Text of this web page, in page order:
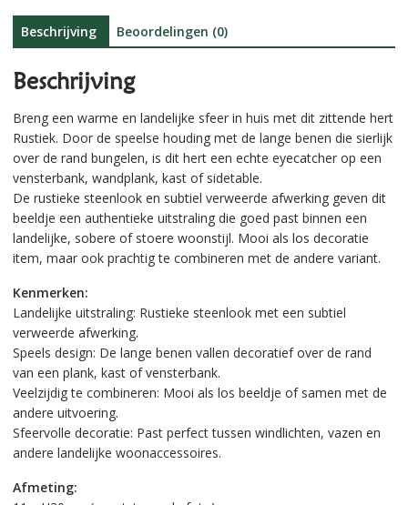
:
Beschrijving Beoordelingen (0)
Beschrijving
Breng een warme en landelijke sfeer in huis met dit zittende hert
Rustiek. Door de speelse houding met de lange benen die sierlijk
over de rand bungelen, is dit hert een echte eyecatcher op een
vensterbank, wandplank, kast of sidetable.
De rustieke steenlook en subtiel verweerde afwerking geven dit
beeldje een authentieke uitstraling die goed past binnen een
landelijke, sobere of stoere woonstijl. Mooi als los decoratie
item, maar ook prachtig te combineren met de andere variant.
Kenmerken:
Landelijke uitstraling: Rustieke steenlook met een subtiel
verweerde afwerking.
Speels design: De lange benen vallen decoratief over de rand
van een plank, kast of vensterbank.
Veelzijdig te combineren: Mooi als los beeldje of samen met de
andere uitvoering.
Sfeervolle decoratie: Past perfect tussen windlichten, vazen en
andere landelijke woonaccessoires.
Afmeting: